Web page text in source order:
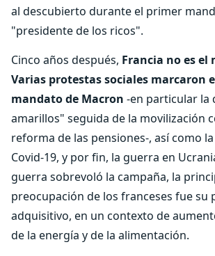
al descubierto durante el primer
"presidente de los ricos".
Cinco años después, Francia no es el
Varias protestas sociales marcaron
mandato de Macron -en particular la
amarillos" seguida de la movilización
reforma de las pensiones-, así como
Covid-19, y por fin, la guerra en
guerra sobrevoló la campaña, la
preocupación de los franceses fue su
adquisitivo, en un contexto de
de la energía y de la alimentación.